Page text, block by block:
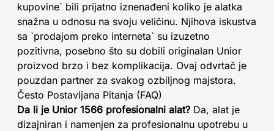
kupovine` bili prijatno iznenađeni koliko je alatka
snažna u odnosu na svoju veličinu. Njihova iskustva
sa `prodajom preko interneta` su izuzetno
pozitivna, posebno što su dobili originalan Unior
proizvod brzo i bez komplikacija. Ovaj odvrtač je
pouzdan partner za svakog ozbiljnog majstora.
Često Postavljana Pitanja (FAQ)
Da li je Unior 1566 profesionalni alat? Da, alat je
dizajniran i namenjen za profesionalnu upotrebu u